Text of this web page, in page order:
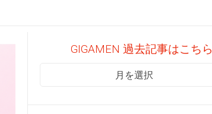
GIGAMEN 過去記事はこちら
GIGAMEN 過去記事はこちら
月を選択